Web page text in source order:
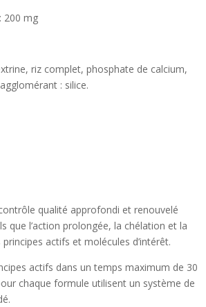
200 mg
riz complet, phosphate de calcium,
: silice.
qualité approfondi et renouvelé
l’action prolongée, la chélation et la
actifs et molécules d’intérêt.
actifs dans un temps maximum de 30
chaque formule utilisent un système de